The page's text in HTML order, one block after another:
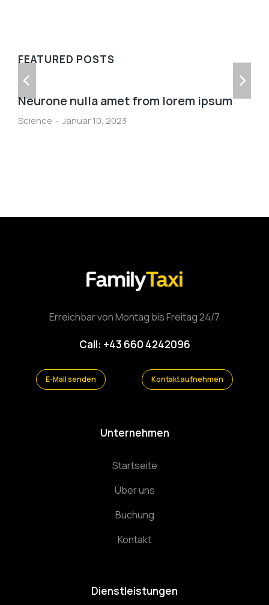
FEATURED POSTS
Neurone nulla amet from lorem ipsum
Science Januar 10, 2023
Erreichbar von Montag bis Freitag 24/7
Call: +43 660 4242096
E-Mail senden Kontakt aufnehmen
Unternehmen
Startseite
Über uns
Buchung
Kontakt
Dienstleistungen